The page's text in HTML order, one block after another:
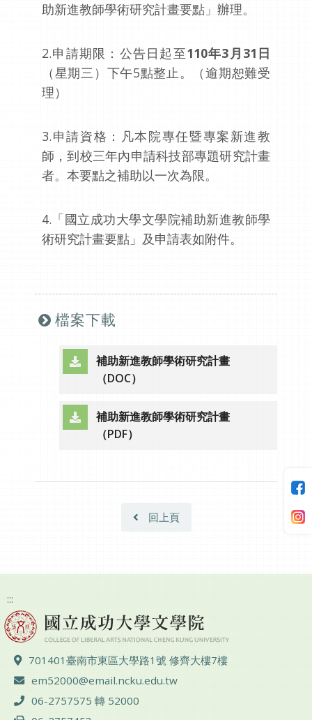
助新進教師學術研究計畫要點」辦理。
2.申請期限：公告日起至110年3月 31 日
（星期三）下午5點整止。（逾期恕難受
理）
3.申請資格：凡本院專任暨專案新進教
師，到校三年內申請科技部專題研究計畫
者。本要點之補助以一次為限。
4.「國立成功大學文學院補助新進教師學
術研究計畫要點」及申請表如附件。
檔案下載
補助新進教師學術研究計畫
（DOC）
（另開新視窗）
補助新進教師學術研究計畫
（PDF）
（另開新視窗）
回上頁
:::
地址 ：
701401臺南市東區大學路1號 修齊大樓7樓
電子郵件 ：
em52000@email.ncku.edu.tw
電話 ：
06-2757575 轉 52000